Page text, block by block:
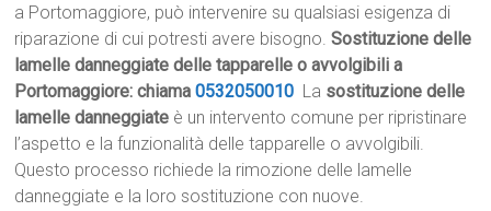
a Portomaggiore, può intervenire su qualsiasi esigenza di
riparazione di cui potresti avere bisogno.Sostituzione delle
lamelle danneggiate delle tapparelle o avvolgibili a
Portomaggiore: chiama0532050010 La sostituzione delle
lamelle danneggiate è un intervento comune per ripristinare
l’aspetto e la funzionalità delle tapparelle o avvolgibili.
Questo processo richiede la rimozione delle lamelle
danneggiate e la loro sostituzione con nuove.